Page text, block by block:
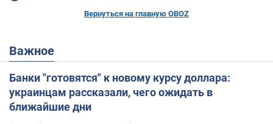
Вернуться на главную OBOZ
Важное
Банки "готовятся" к новому курсу доллара:
украинцам рассказали, чего ожидать в
ближайшие дни